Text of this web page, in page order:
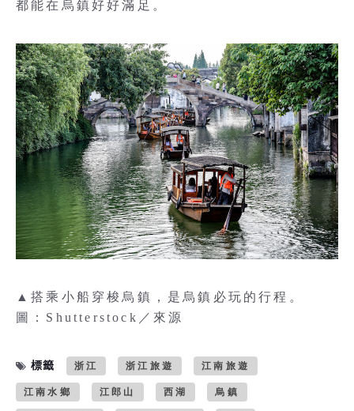
都能在烏鎮好好滿足。
▲搭乘小船穿梭烏鎮，是烏鎮必玩的行程。
圖：Shutterstock／來源
標籤 浙江 浙江旅遊 江南旅遊
江南水鄉 江郎山 西湖 烏鎮